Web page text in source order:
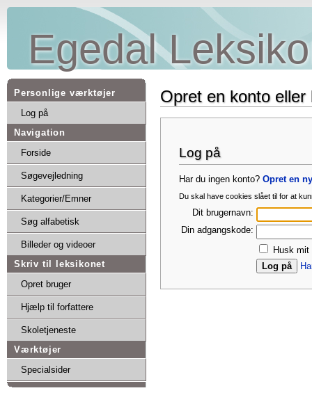
Egedal
Personlige værktøjer
Log på
Navigation
Forside
Søgevejledning
Kategorier/Emner
Søg alfabetisk
Billeder og videoer
Skriv til leksikonet
Opret bruger
Hjælp til forfattere
Skoletjeneste
Værktøjer
Specialsider
Opret en konto eller
Log på
Har du ingen konto? Opret en
Du skal have cookies slået til for at
Dit brugernavn:
Din adgangskode:
Husk mit